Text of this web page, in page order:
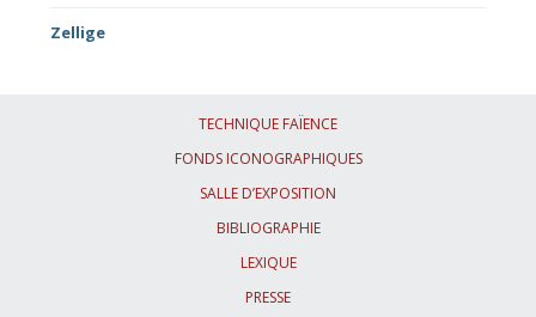
Zellige
TECHNIQUE FAÏENCE
FONDS ICONOGRAPHIQUES
SALLE D’EXPOSITION
BIBLIOGRAPHIE
LEXIQUE
PRESSE